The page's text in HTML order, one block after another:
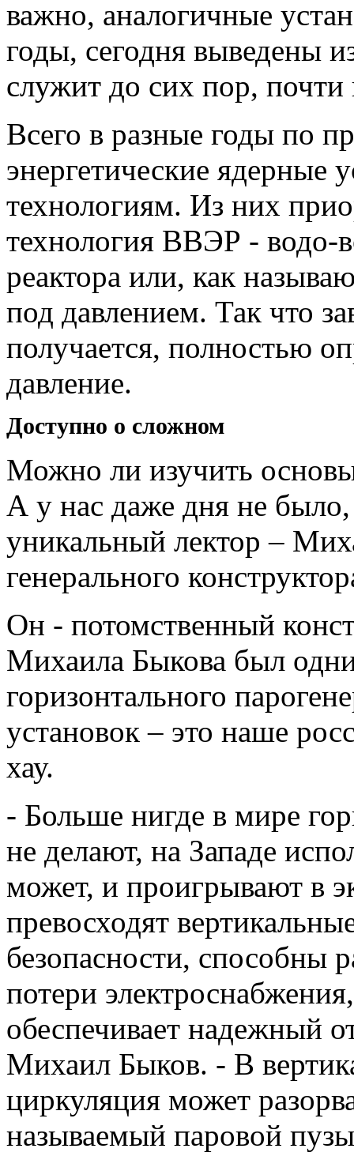
важно, аналогичные
годы, сегодня выведены
служит до сих пор, почти
Всего в разные годы по
энергетические ядерные
технологиям. Из них
технология ВВЭР - водо-
реактора или, как
под давлением. Так что
получается, полностью
давление.
Доступно о сложном
Можно ли изучить
А у нас даже дня не
уникальный лектор –
генерального
Он - потомственный
Михаила Быкова был
горизонтального
установок – это наше
хау.
- Больше нигде в мире
не делают, на Западе
может, и проигрывают в
превосходят
безопасности, способны
потери
обеспечивает надежный
Михаил Быков. - В
циркуляция может
называемый паровой